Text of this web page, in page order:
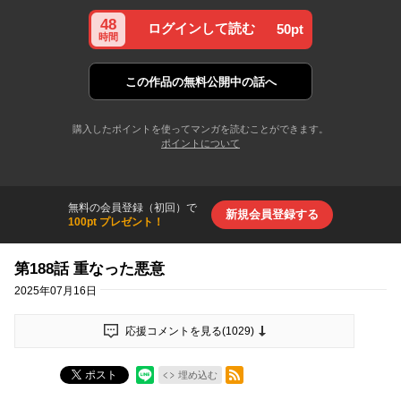
48
時間
ログインして読む 50pt
この作品の無料公開中の話へ
購入したポイントを使ってマンガを読むことができます。
ポイントについて
無料の会員登録（初回）で
100pt プレゼント！
新規会員登録する
第188話 重なった悪意
2025年07月16日
応援コメントを見る(1029)
ポスト 埋め込む
RSSフィード